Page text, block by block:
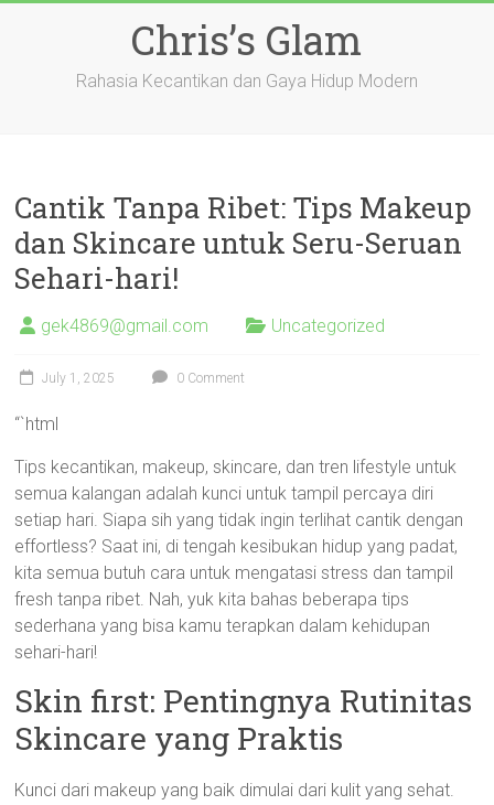
Chris’s Glam
Rahasia Kecantikan dan Gaya Hidup Modern
Cantik Tanpa Ribet: Tips Makeup
dan Skincare untuk Seru-Seruan
Sehari-hari!
gek4869@gmail.com Uncategorized
July 1, 2025 0 Comment
“`html
Tips kecantikan, makeup, skincare, dan tren lifestyle untuk
semua kalangan adalah kunci untuk tampil percaya diri
setiap hari. Siapa sih yang tidak ingin terlihat cantik dengan
effortless? Saat ini, di tengah kesibukan hidup yang padat,
kita semua butuh cara untuk mengatasi stress dan tampil
fresh tanpa ribet. Nah, yuk kita bahas beberapa tips
sederhana yang bisa kamu terapkan dalam kehidupan
sehari-hari!
Skin first: Pentingnya Rutinitas
Skincare yang Praktis
Kunci dari makeup yang baik dimulai dari kulit yang sehat.